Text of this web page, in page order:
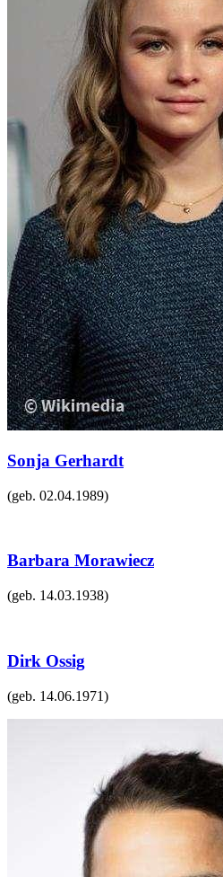
Sonja Gerhardt
(geb. 02.04.1989)
Barbara Morawiecz
(geb. 14.03.1938)
Dirk Ossig
(geb. 14.06.1971)